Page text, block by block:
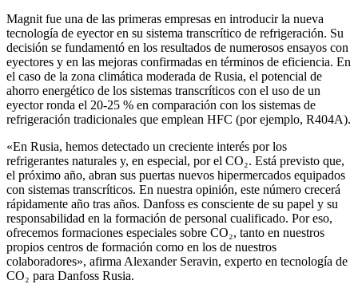
Magnit fue una de las primeras empresas en introducir la nueva
tecnología de eyector en su sistema transcrítico de refrigeración. Su
decisión se fundamentó en los resultados de numerosos ensayos con
eyectores y en las mejoras confirmadas en términos de eficiencia. En
el caso de la zona climática moderada de Rusia, el potencial de
ahorro energético de los sistemas transcríticos con el uso de un
eyector ronda el 20-25 % en comparación con los sistemas de
refrigeración tradicionales que emplean HFC (por ejemplo, R404A).
«En Rusia, hemos detectado un creciente interés por los
refrigerantes naturales y, en especial, por el CO₂. Está previsto que,
el próximo año, abran sus puertas nuevos hipermercados equipados
con sistemas transcríticos. En nuestra opinión, este número crecerá
rápidamente año tras años. Danfoss es consciente de su papel y su
responsabilidad en la formación de personal cualificado. Por eso,
ofrecemos formaciones especiales sobre CO₂, tanto en nuestros
propios centros de formación como en los de nuestros
colaboradores», afirma Alexander Seravin, experto en tecnología de
CO₂ para Danfoss Rusia.